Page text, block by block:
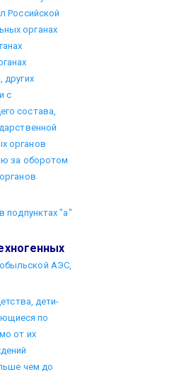
Российской
органах
других
с
состава,
органов
за оборотом
подпунктах "а"
АЭС,
дети-
по
от их
чем до